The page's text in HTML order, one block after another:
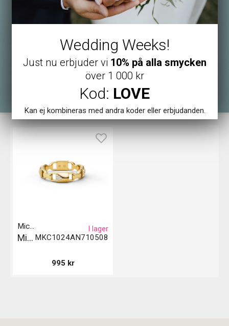
MKC1024AN710508
Michael Kors
Michael Kors Ring - Guld
I lager
995 kr
Wedding Weeks!
Just nu erbjuder vi 10% på alla smycken
över 1 000 kr
Kod: LOVE
Kan ej kombineras med andra koder eller erbjudanden.